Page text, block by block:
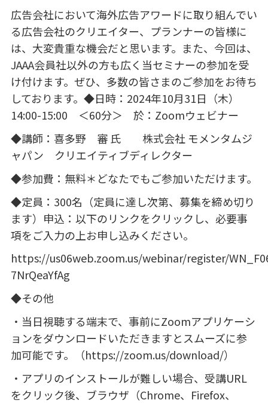
広告会社において海外広告アワードに取り組んでい
る広告会社のクリエイター、プランナーの皆様に
は、大変貴重な機会だと思います。また、今回は、
JAAA会員社以外の方も広く当セミナーの参加を受
け付けます。ぜひ、多数の皆さまのご参加をお待ち
しております。◆日時： 2024年10月31日（木）
14:00-15:00 ＜60分＞ 於： Zoomウェビナー
◆講師：喜多野 審 氏 株式会社 モメンタムジ
ャパン クリエイティブディレクター
◆参加費：無料＊どなたでもご参加いただけます。
◆定員： 300名（定員に達し次第、募集を締め切り
ます）申込：以下のリンクをクリックし、必要事
項をご入力の上お申し込みください。
https://us06web.zoom.us/webinar/register/
7NrQeaYfAg
◆その他
・当日視聴する端末で、事前にZoomアプリケーシ
ョンをダウンロードいただきますとスムーズに参
加可能です。（https://zoom.us/download/）
・アプリのインストールが難しい場合、受講URL
をクリック後、ブラウザ（Chrome、 Firefox、